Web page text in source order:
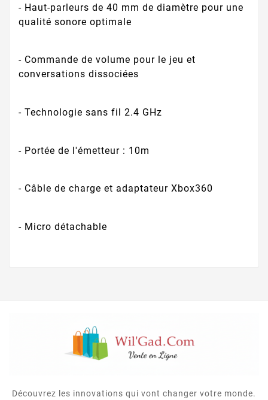
- Haut-parleurs de 40 mm de diamètre pour une
qualité sonore optimale
- Commande de volume pour le jeu et
conversations dissociées
- Technologie sans fil 2.4 GHz
- Portée de l'émetteur : 10m
- Câble de charge et adaptateur Xbox360
- Micro détachable
Découvrez les innovations qui vont changer votre monde.